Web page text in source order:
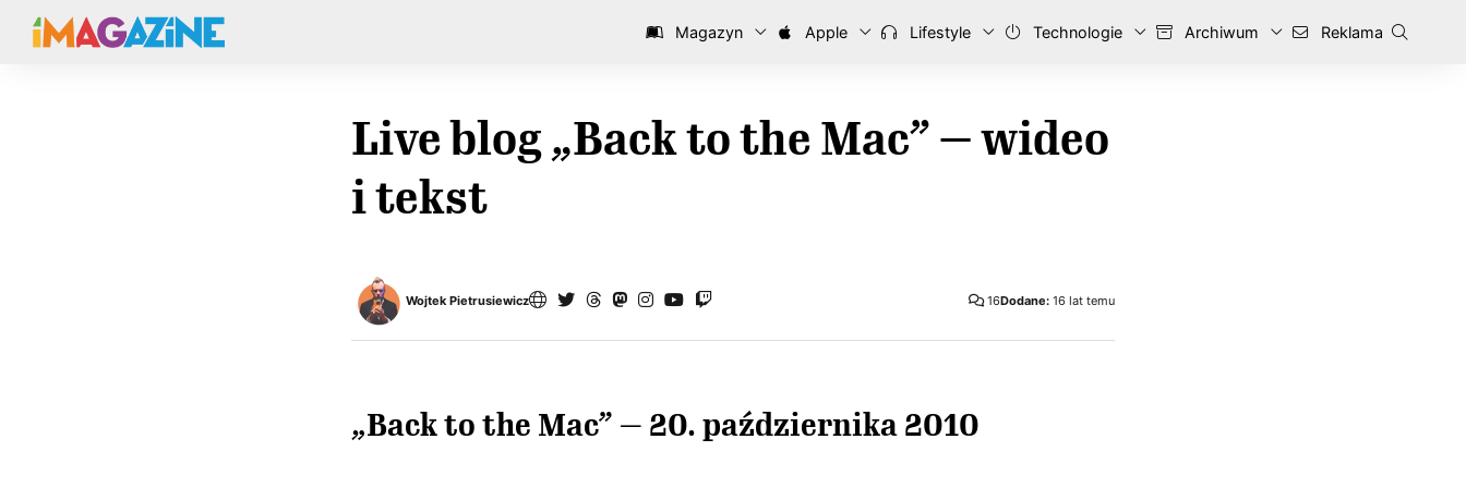
Magazyn Apple Lifestyle Technologie Archiwum Reklama
Live blog „Back to the Mac” — wideo
i tekst
Wojtek Pietrusiewicz 16Dodane: 16 lat temu
„Back to the Mac” — 20. października 2010